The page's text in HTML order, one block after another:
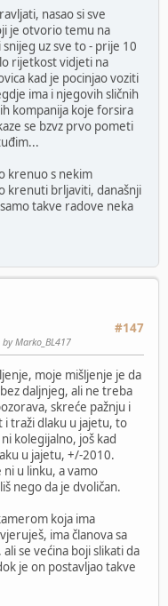
nasao si sve
je otvorio temu na
uz sve to - prije 10
rijetkost vidjeti na
kad je pocinjao voziti
ima i njegovih sličnih
kompanija koje forsira
se bzvz prvo pometi
krenuo s nekim
krenuti brljaviti, današnji
takve radove neka
#147
Marko_BL417
moje mišljenje je da
daljnjeg, ali ne treba
skreće pažnju i
traži dlaku u jajetu, to
kolegijalno, još kad
u jajetu, +/-2010.
ni u linku, a vamo
nego da je dvoličan.
koja ima
ima članova sa
se većina boji slikati da
je on postavljao takve